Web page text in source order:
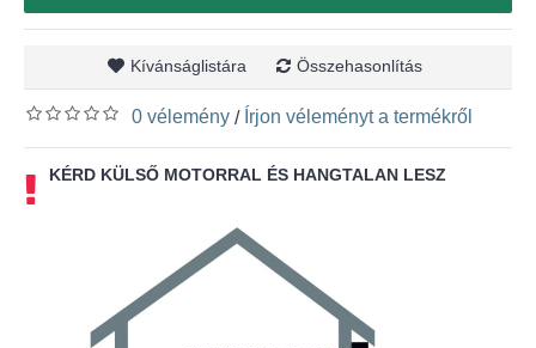
Kívánságlistára Összehasonlítás
0 vélemény / Írjon véleményt a termékről
KÉRD KÜLSŐ MOTORRAL ÉS HANGTALAN LESZ